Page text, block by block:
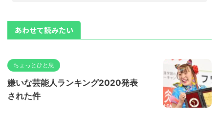
あわせて読みたい
ちょっとひと息
嫌いな芸能人ランキング2020発表
された件